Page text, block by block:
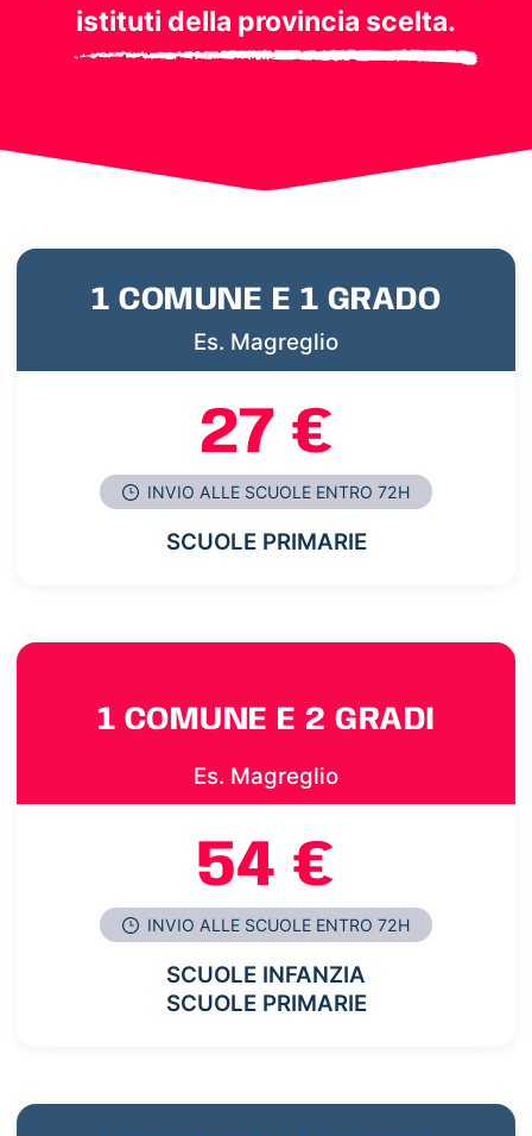
istituti della provincia scelta.
1 COMUNE E 1 GRADO
Es. Magreglio
27 €
INVIO ALLE SCUOLE ENTRO 72H
SCUOLE PRIMARIE
1 COMUNE E 2 GRADI
Es. Magreglio
54 €
INVIO ALLE SCUOLE ENTRO 72H
SCUOLE INFANZIA
SCUOLE PRIMARIE